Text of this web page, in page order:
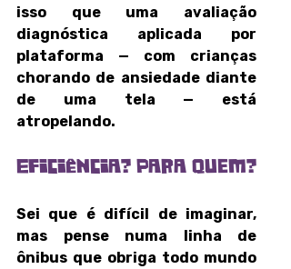
isso que uma avaliação
diagnóstica aplicada por
plataforma — com crianças
chorando de ansiedade diante
de uma tela — está
atropelando.
Eficiência? Para quem?
Sei que é difícil de imaginar,
mas pense numa linha de
ônibus que obriga todo mundo